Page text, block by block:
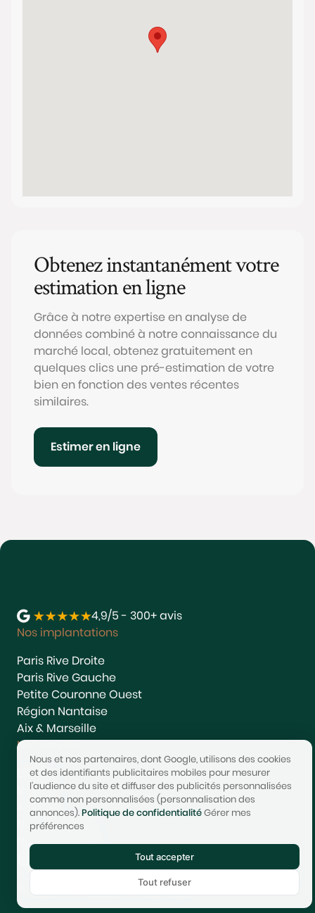
Obtenez instantanément votre
estimation en ligne
Grâce à notre expertise en analyse de
données combiné à notre connaissance du
marché local, obtenez gratuitement en
quelques clics une pré-estimation de votre
bien en fonction des ventes récentes
similaires.
Estimer en ligne
4,9/5 - 300+ avis
Nos implantations
Paris Rive Droite
Paris Rive Gauche
Petite Couronne Ouest
Région Nantaise
Aix & Marseille
Nos services
Estimer
Vendre
Acheter
Nous rejoindre
Nous contacter
© 2017-2025 STONEO | Tech & Website powered byAvest
Tarifs
Confidentialité
Nous et nos partenaires, dont Google, utilisons des cookies
et des identifiants publicitaires mobiles pour mesurer
l'audience du site et diffuser des publicités personnalisées
comme non personnalisées (personnalisation des
annonces).Politique de confidentialitéGérer mes
préférences
Tout accepter
Tout refuser